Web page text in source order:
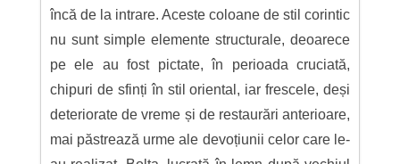
încă de la intrare. Aceste coloane de stil corintic
nu sunt simple elemente structurale, deoarece
pe ele au fost pictate, în perioada cruciată,
chipuri de sfinți în stil oriental, iar frescele, deși
deteriorate de vreme și de restaurări anterioare,
mai păstrează urme ale devoțiunii celor care le-